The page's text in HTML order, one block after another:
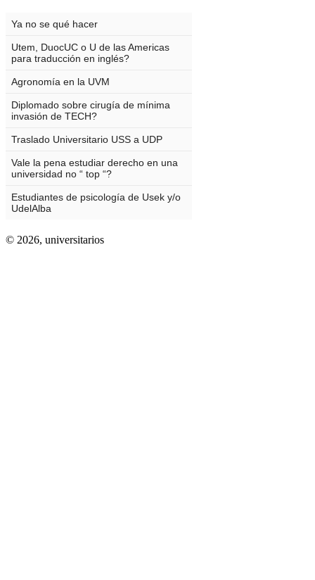
© 2026, universitarios